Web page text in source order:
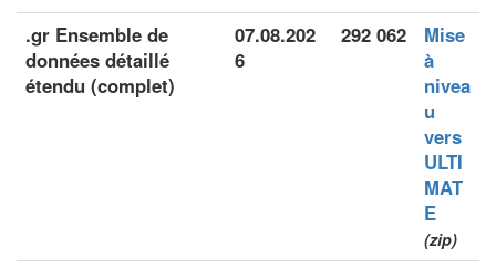
.gr Ensemble de
données détaillé
étendu (complet)
07.08.202
6
292 062
Mise
à
nivea
u
vers
ULTI
MAT
E
(zip)